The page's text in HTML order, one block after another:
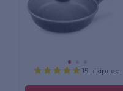
15 пікірлер